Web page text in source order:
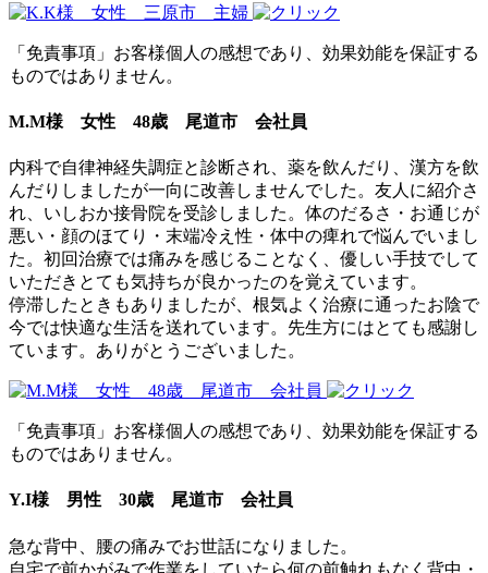
「免責事項」お客様個人の感想であり、効果効能を保証する
ものではありません。
M.M様 女性 48歳 尾道市 会社員
内科で自律神経失調症と診断され、薬を飲んだり、漢方を飲
んだりしましたが一向に改善しませんでした。友人に紹介さ
れ、いしおか接骨院を受診しました。体のだるさ・お通じが
悪い・顔のほてり・末端冷え性・体中の痺れで悩んでいまし
た。初回治療では痛みを感じることなく、優しい手技でして
いただきとても気持ちが良かったのを覚えています。
停滞したときもありましたが、根気よく治療に通ったお陰で
今では快適な生活を送れています。先生方にはとても感謝し
ています。ありがとうございました。
「免責事項」お客様個人の感想であり、効果効能を保証する
ものではありません。
Y.I様 男性 30歳 尾道市 会社員
急な背中、腰の痛みでお世話になりました。
自宅で前かがみで作業をしていたら何の前触れもなく背中・